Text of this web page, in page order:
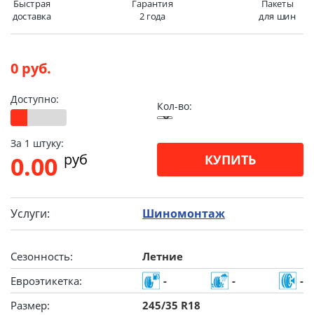
Быстрая
доставка
Гарантия
2 года
Пакеты
для шин
0 руб.
Доступно:
Кол-во:
За 1 штуку:
0.00 pуб КУПИТЬ
Услуги: Шиномонтаж
Сезонность:
Летние
Евроэтикетка:
- -
-
Размер:
245/35 R18